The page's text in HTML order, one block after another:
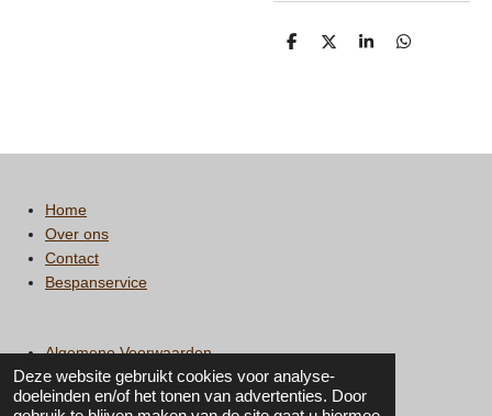
Deze website gebruikt cookies voor analyse-
doeleinden en/of het tonen van advertenties. Door
D
D
S
D
Home
Over ons
Contact
Bespanservice
Algemene Voorwaarden
Privacy statement